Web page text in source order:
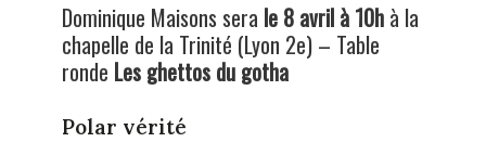
Dominique Maisons sera le 8 avril à 10hà la
chapelle de la Trinité (Lyon 2e) – Table
ronde Les ghettos du gotha
Polar vérité